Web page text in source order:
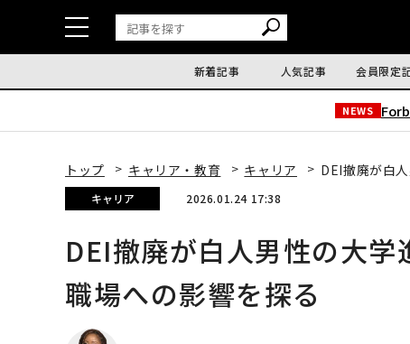
新着記事 人気記事 会員限定
NEWS
トップ キャリア・教育 キャリア DEI撤廃が白
キャリア 2026.01.24 17:38
DEI撤廃が白人男性の大学
職場への影響を探る